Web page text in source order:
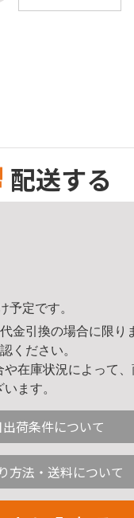
配送する
予定です。
金引換の場合に限り
ください。
在庫状況によって
ます。
荷条件について
方法・送料について